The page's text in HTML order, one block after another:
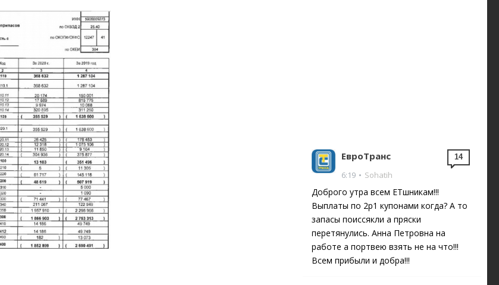
ЕвроТранс
6:19 • Sohatih
Доброго утра всем ЕТшникам!!!
Выплаты по 2р1 купонами когда? А то
запасы поиссякли а пряски
перетянулись. Анна Петровна на
работе а портвею взять не на что!!!
Всем прибыли и добра!!!
14